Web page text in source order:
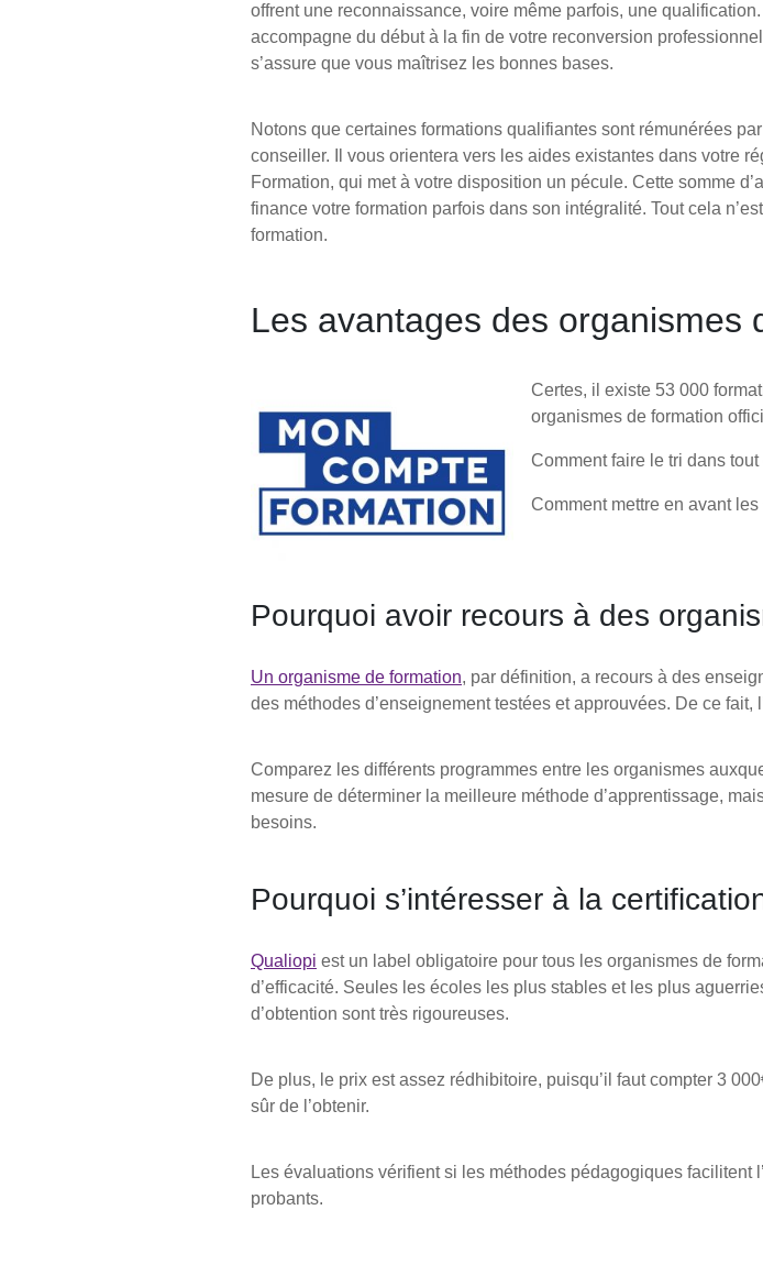
offrent une reconnaissance, voire même parfois, une
accompagne du début à la fin de votre reconversion
s’assure que vous maîtrisez les bonnes bases.
Notons que certaines formations qualifiantes sont rémunérées
conseiller. Il vous orientera vers les aides existantes dans votre
Formation, qui met à votre disposition un pécule. Cette somme
finance votre formation parfois dans son intégralité. Tout cela
formation.
Les avantages des organismes
Certes, il existe 53 000
organismes de formation
Comment faire le tri dans tout
Comment mettre en avant
Pourquoi avoir recours à des
Un organisme de formation, par définition, a recours à des
des méthodes d’enseignement testées et approuvées. De ce fait,
Comparez les différents programmes entre les organismes
mesure de déterminer la meilleure méthode d’apprentissage,
besoins.
Pourquoi s’intéresser à la
Qualiopi est un label obligatoire pour tous les organismes de
d’efficacité. Seules les écoles les plus stables et les plus
d’obtention sont très rigoureuses.
De plus, le prix est assez rédhibitoire, puisqu’il faut compter 3
sûr de l’obtenir.
Les évaluations vérifient si les méthodes pédagogiques
probants.